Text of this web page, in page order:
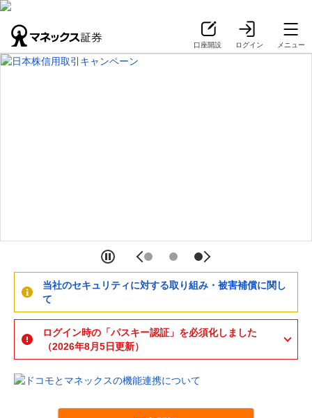
口座開設 ログイン メニュー
当社のセキュリティに対する取り組み・被害補償に関し
て
ログイン時の「パスキー認証」を必須化しました
（2026年8月5日更新）